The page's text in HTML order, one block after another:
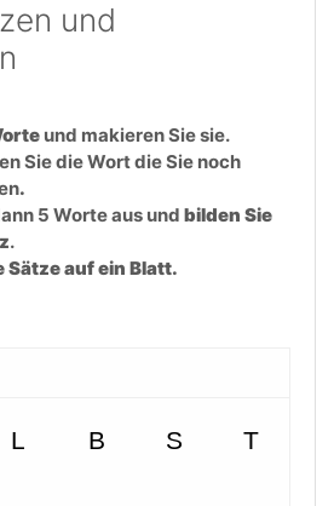
und
und makieren Sie sie.
Sie die Wort die Sie noch
.
5 Worte aus und bilden Sie
.
Sätze auf ein Blatt.